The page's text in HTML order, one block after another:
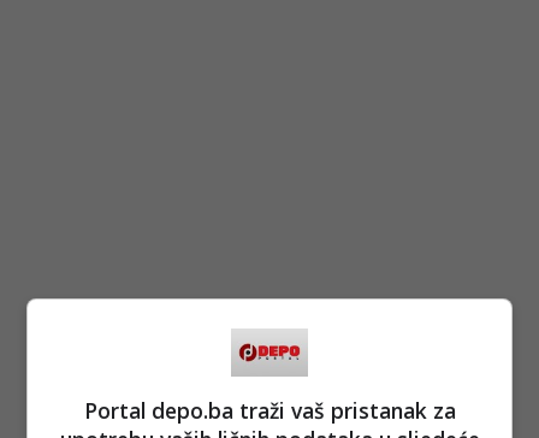
Portal depo.ba traži vaš pristanak za